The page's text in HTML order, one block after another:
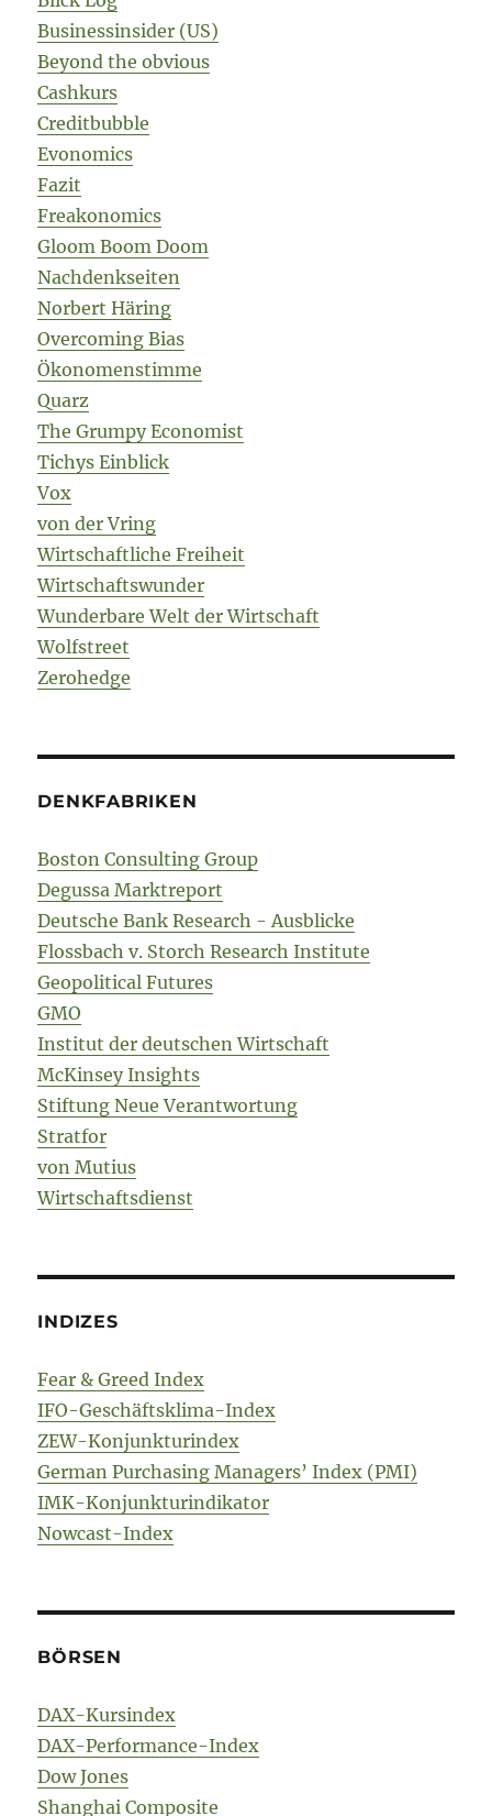
Businessinsider (US)
Beyond the obvious
Cashkurs
Creditbubble
Evonomics
Fazit
Freakonomics
Gloom Boom Doom
Nachdenkseiten
Norbert Häring
Overcoming Bias
Ökonomenstimme
Quarz
The Grumpy Economist
Tichys Einblick
Vox
von der Vring
Wirtschaftliche Freiheit
Wirtschaftswunder
Wunderbare Welt der Wirtschaft
Wolfstreet
Zerohedge
DENKFABRIKEN
Boston Consulting Group
Degussa Marktreport
Deutsche Bank Research - Ausblicke
Flossbach v. Storch Research Institute
Geopolitical Futures
GMO
Institut der deutschen Wirtschaft
McKinsey Insights
Stiftung Neue Verantwortung
Stratfor
von Mutius
Wirtschaftsdienst
INDIZES
Fear & Greed Index
IFO-Geschäftsklima-Index
ZEW-Konjunkturindex
German Purchasing Managers’ Index (PMI)
IMK-Konjunkturindikator
Nowcast-Index
BÖRSEN
DAX-Kursindex
DAX-Performance-Index
Dow Jones
Shanghai Composite